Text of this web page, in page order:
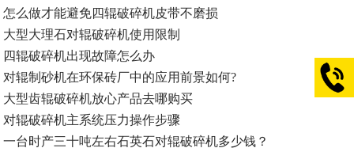
怎么做才能避免四辊破碎机皮带不磨损
大型大理石对辊破碎机使用限制
四辊破碎机出现故障怎么办
对辊制砂机在环保砖厂中的应用前景如何?
大型齿辊破碎机放心产品去哪购买
对辊破碎机主系统压力操作步骤
一台时产三十吨左右石英石对辊破碎机多少钱？